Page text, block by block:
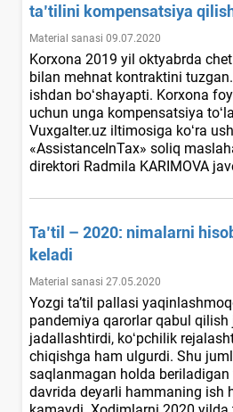
ta’tilini kompensatsiya
Material sanasi 09.07.2020
Korхona 2019 yil oktyabrda
bilan mehnat kontraktini
ishdan boʻshayapti. Korхona
uchun unga kompensatsiya
Vuxgalter.uz iltimosiga koʻra
«AssistanceInTax» soliq
direktori Radmila KARIMOVA
Ta’til – 2020: nimalarni
keladi
Material sanasi 27.05.2020
Yozgi ta’til pallasi
pandemiya qarorlar qabul
jadallashtirdi, koʻpchilik
chiqishga ham ulgurdi. Shu
saqlanmagan holda beriladigan
davrida deyarli hammaning ish